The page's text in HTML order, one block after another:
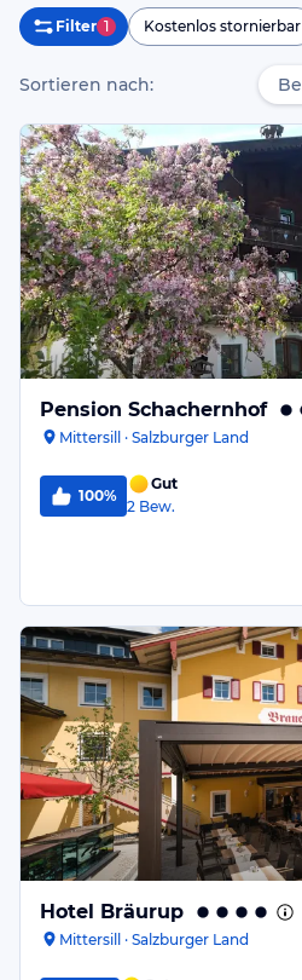
Filter 1 Kostenlos stornierbar
Sortieren nach:
Pension Schachernhof
Mittersill · Salzburger Land
100%
Gut
2 Bew.
Hotel Bräurup
Mittersill · Salzburger Land